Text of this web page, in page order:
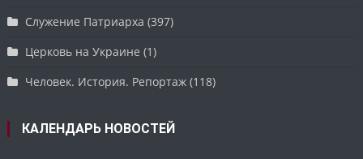
Служение Патриарха (397)
Церковь на Украине (1)
Человек. История. Репортаж (118)
КАЛЕНДАРЬ НОВОСТЕЙ